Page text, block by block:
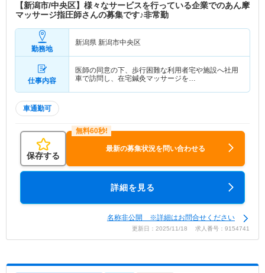
【新潟市/中央区】様々なサービスを行っている企業でのあん摩
マッサージ指圧師さんの募集です♪非常勤
勤務地
新潟県 新潟市中央区
仕事内容
医師の同意の下、歩行困難な利用者宅や施設へ社用
車で訪問し、在宅鍼灸マッサージを…
車通勤可
保存する
最新の募集状況を問い合わせる
詳細を見る
名称非公開 ※詳細はお問合せください
更新日：2025/11/18 求人番号：9154741